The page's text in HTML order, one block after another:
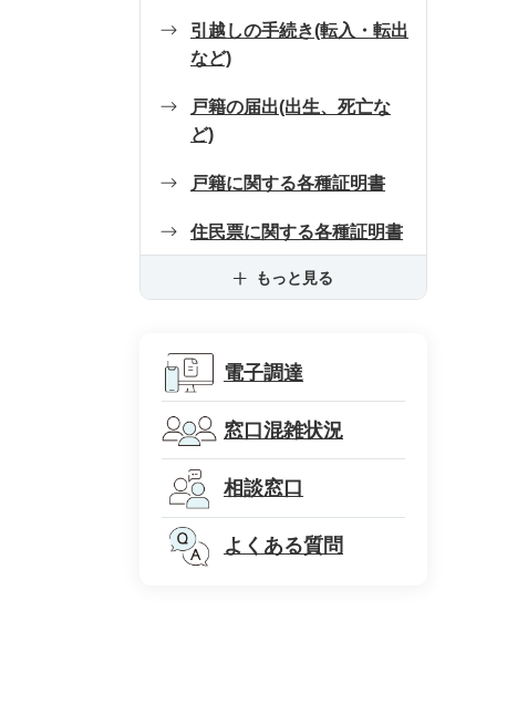
引越しの手続き(転入・転出
など)
戸籍の届出(出生、死亡な
ど)
戸籍に関する各種証明書
住民票に関する各種証明書
もっと見る
電子調達
窓口混雑状況
相談窓口
よくある質問